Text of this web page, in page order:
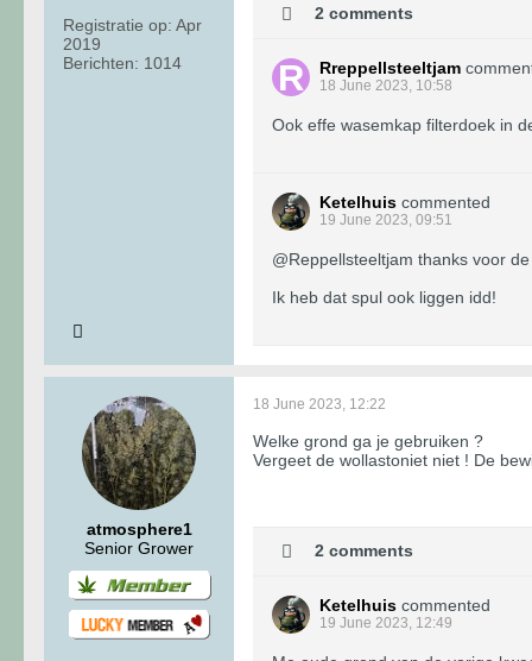
Registratie op: Apr
2019
Berichten: 1014
2 comments
Rreppellsteeltjam
18 June 2023, 10:58
Ook effe wasemkap filterdoek in
Ketelhuis commented
19 June 2023, 09:51
@Reppellsteeltjam thanks voor
Ik heb dat spul ook liggen idd!
atmosphere1
Senior Grower
18 June 2023, 12:22
Welke grond ga je gebruiken ?
Vergeet de wollastoniet niet ! De
2 comments
Ketelhuis commented
19 June 2023, 12:49